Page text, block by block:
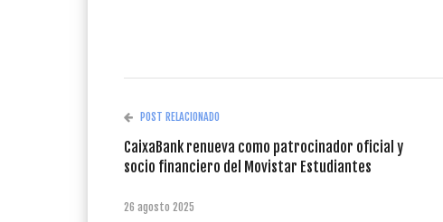
POST RELACIONADO
CaixaBank renueva como patrocinador oficial y
socio financiero del Movistar Estudiantes
26 agosto 2025